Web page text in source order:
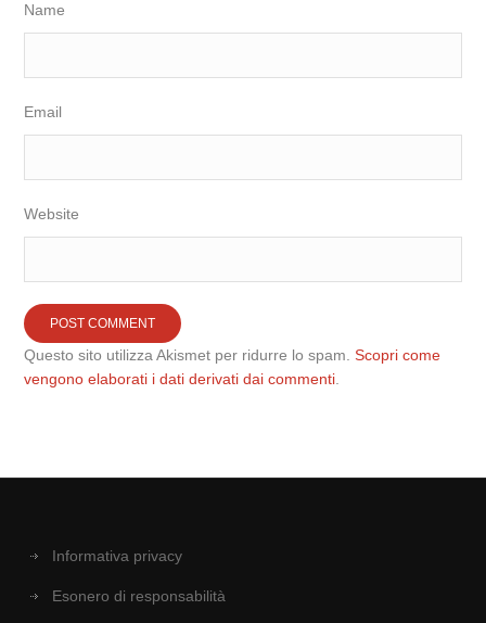
Name
Email
Website
Questo sito utilizza Akismet per ridurre lo spam.Scopri come
vengono elaborati i dati derivati dai commenti
Informativa privacy
Esonero di responsabilità